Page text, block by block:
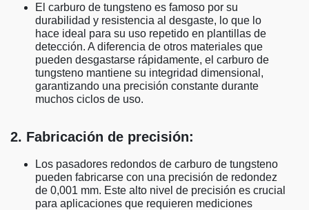
El carburo de tungsteno es famoso por su
durabilidad y resistencia al desgaste, lo que lo
hace ideal para su uso repetido en plantillas de
detección. A diferencia de otros materiales que
pueden desgastarse rápidamente, el carburo de
tungsteno mantiene su integridad dimensional,
garantizando una precisión constante durante
muchos ciclos de uso.
2. Fabricación de precisión:
Los pasadores redondos de carburo de tungsteno
pueden fabricarse con una precisión de redondez
de 0,001 mm. Este alto nivel de precisión es crucial
para aplicaciones que requieren mediciones